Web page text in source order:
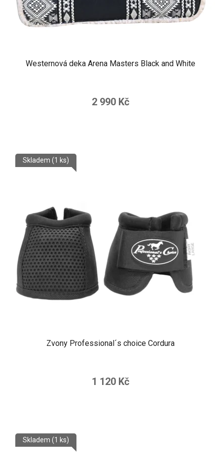
Westernová deka Arena Masters Black and White
hodnocení
2 990 Kč
Zvony Professional´s choice Cordura
Skladem (1 ks)
1 120 Kč
Skladem (1 ks)